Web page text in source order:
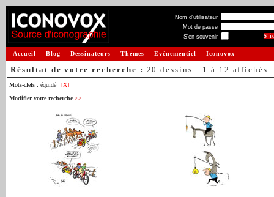
Nom d'utilisateur
Mot de passe
S'en souvenir
Accueil Blog Dessinateurs Thèmes Evénementiel Iconovox
Résultat de votre recherche : 20 dessins - 1 à 12 affichés
Mots-clefs : équidé
[X]
Modifier votre recherche >>